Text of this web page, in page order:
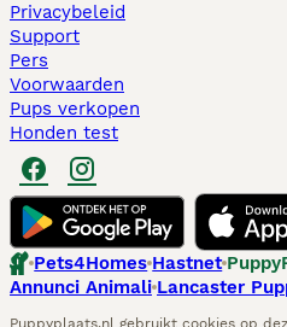
Privacybeleid
Support
Pers
Voorwaarden
Pups verkopen
Honden test
Pets4Homes Hastnet
Annunci Animali Lancaster
Puppyplaats.nl gebruikt cookies op